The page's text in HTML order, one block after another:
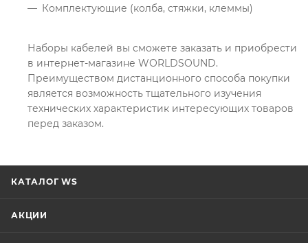
Комплектующие (колба, стяжки, клеммы)
Наборы кабелей вы сможете заказать и приобрести
в интернет-магазине WORLDSOUND.
Преимуществом дистанционного способа покупки
является возможность тщательного изучения
технических характеристик интересующих товаров
перед заказом.
КАТАЛОГ WS
АКЦИИ